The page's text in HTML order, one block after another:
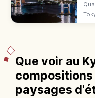
Que voir au
paysages